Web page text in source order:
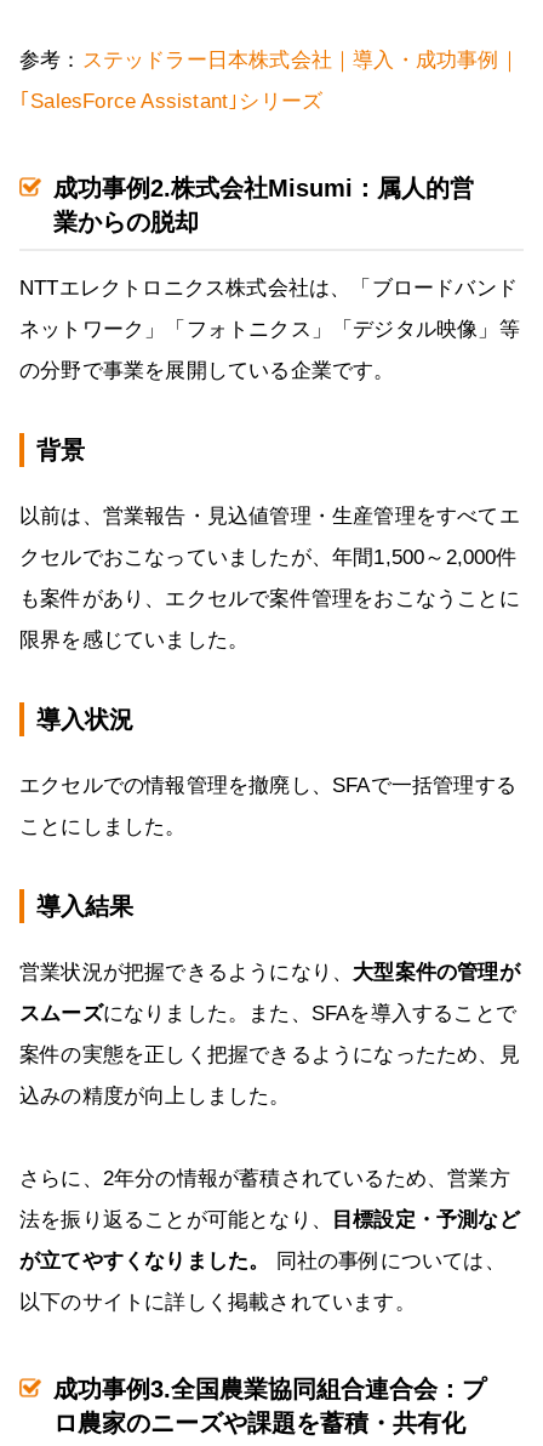
参考： ステッドラー日本株式会社｜導入・成功事例｜
｢SalesForce Assistant｣シリーズ
成功事例2.株式会社Misumi：属人的営
業からの脱却
NTTエレクトロニクス株式会社は、「ブロードバンド
ネットワーク」「フォトニクス」「デジタル映像」等
の分野で事業を展開している企業です。
背景
以前は、営業報告・見込値管理・生産管理をすべてエ
クセルでおこなっていましたが、年間1,500～2,000件
も案件があり、エクセルで案件管理をおこなうことに
限界を感じていました。
導入状況
エクセルでの情報管理を撤廃し、SFAで一括管理する
ことにしました。
導入結果
営業状況が把握できるようになり、 大型案件の管理が
スムーズになりました。また、SFAを導入することで
案件の実態を正しく把握できるようになったため、見
込みの精度が向上しました。
さらに、2年分の情報が蓄積されているため、営業方
法を振り返ることが可能となり、
目標設定・予測など
が立てやすくなりました。
同社の事例については、
以下のサイトに詳しく掲載されています。
成功事例3.全国農業協同組合連合会：プ
ロ農家のニーズや課題を蓄積・共有化